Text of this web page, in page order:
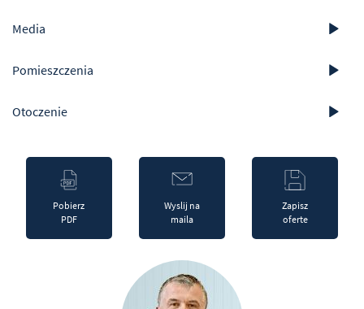
Media
Pomieszczenia
Otoczenie
Pobierz
PDF
Wyslij na
maila
Zapisz
oferte